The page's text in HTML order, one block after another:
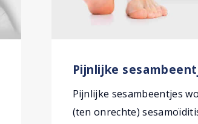
Pijnlijke
Pijnlijke sesambeentjes
(ten onrechte)